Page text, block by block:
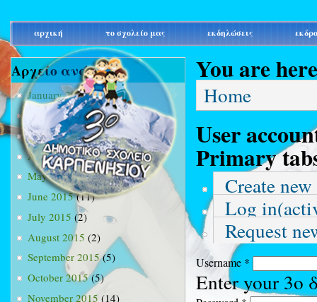
main_menu
αρχική το σχολείο μας εκδηλώσεις
Αρχείο ανά μήνα
January 2015(3)
February 2015(9)
March 2015(34)
April 2015(15)
May 2015(13)
June 2015(11)
July 2015 (2)
August 2015 (2)
September 2015(5)
October 2015(5)
November 2015 (14)
You are here
Home
User
Primary
Create
Log in
Request
Username *
Enter your 3ο